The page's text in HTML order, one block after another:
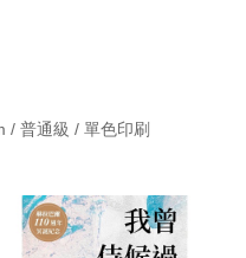
/ 普通級 / 單色印刷